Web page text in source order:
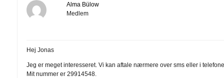
Alma Bülow
Medlem
Hej Jonas
Jeg er meget interesseret. Vi kan aftale nærmere over sms eller i
Mit nummer er 29914548.